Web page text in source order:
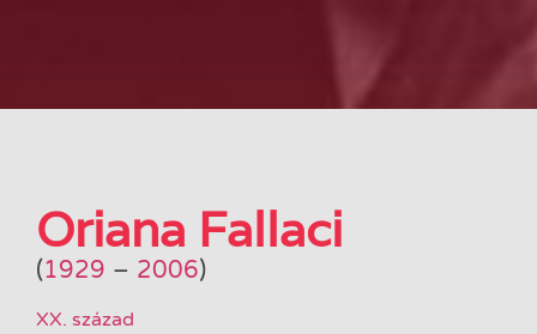
Oriana Fallaci
(1929 – 2006)
XX. század